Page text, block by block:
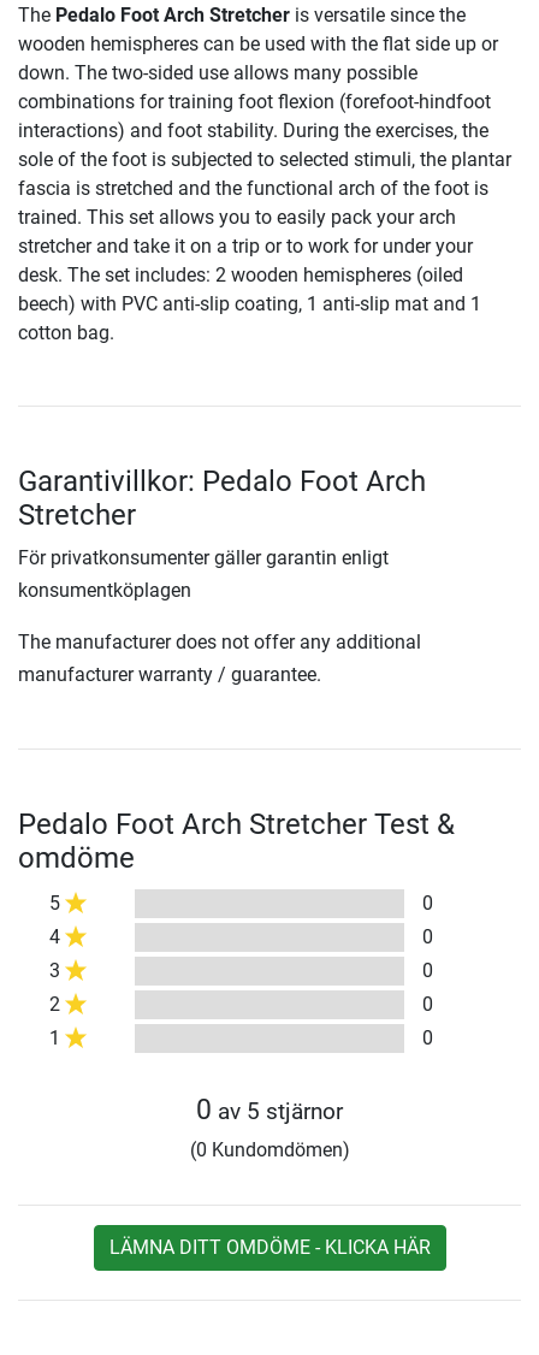
The Pedalo Foot Arch Stretcher is versatile since the
wooden hemispheres can be used with the flat side up or
down. The two-sided use allows many possible
combinations for training foot flexion (forefoot-hindfoot
interactions) and foot stability. During the exercises, the
sole of the foot is subjected to selected stimuli, the plantar
fascia is stretched and the functional arch of the foot is
trained. This set allows you to easily pack your arch
stretcher and take it on a trip or to work for under your
desk. The set includes: 2 wooden hemispheres (oiled
beech) with PVC anti-slip coating, 1 anti-slip mat and 1
cotton bag.
Garantivillkor: Pedalo Foot Arch
Stretcher
För privatkonsumenter gäller garantin enligt
konsumentköplagen
The manufacturer does not offer any additional
manufacturer warranty / guarantee.
Pedalo Foot Arch Stretcher Test &
omdöme
5
0
4
0
3
0
2
0
1
0
0 av 5 stjärnor
(0 Kundomdömen)
LÄMNA DITT OMDÖME - KLICKA HÄR